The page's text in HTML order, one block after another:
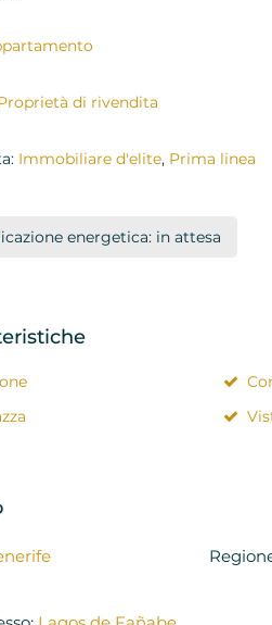
di rivendita
Immobiliare d'elite, Prima linea
energetica: in attesa